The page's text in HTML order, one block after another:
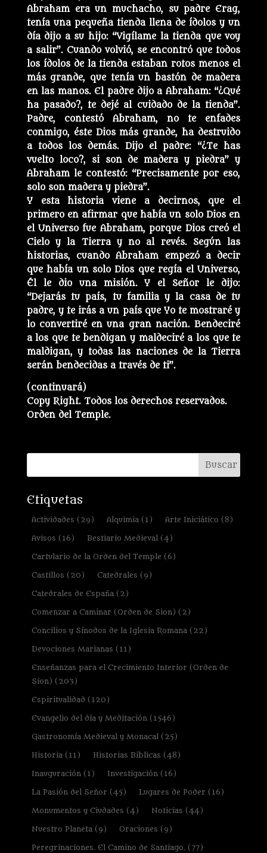
Abraham era un muchacho, su padre Erag,
tenía una pequeña tienda llena de ídolos y un
día dijo a su hijo: “Vigílame la tienda que voy
a salir”. Cuando volvió, se encontró que todos
los ídolos de la tienda estaban rotos menos el
más grande, que tenía un bastón de madera
en las manos. El padre dijo a Abraham: “¿Qué
ha pasado?, te dejé al cuidado de la tienda”.
Padre, contestó Abraham, no te enfades
conmigo, éste Dios más grande, ha destruido
a todos los demás. Dijo el padre: “¿Te has
vuelto loco?, si son de madera y piedra” y
Abraham le contestó: “Precisamente por eso,
solo son madera y piedra”.
Y esta historia viene a decirnos, que el
primero en afirmar que había un solo Dios en
el Universo fue Abraham, porque Dios creó el
Cielo y la Tierra y no al revés. Según las
historias, cuando Abraham empezó a decir
que había un solo Dios que regía el Universo,
Él le dio una misión. Y el Señor le dijo:
“Dejarás tu país, tu familia y la casa de tu
padre, y te irás a un país que Yo te mostraré y
lo convertiré en una gran nación. Bendeciré
a los que te bendigan y maldeciré a los que te
maldigan, y todas las naciones de la Tierra
serán bendecidas a través de ti”.
(continuará)
Copy Right. Todos los derechos reservados.
Orden del Temple.
Etiquetas
Actividades (29) Alquimia(1) Arte Iniciático (8)
Avisos (16) Bestiario Medieval(4)
Cartulario de la Orden del Temple (6)
Castillos (20) Catedrales (9)
Catedrales de España(2)
Comenzar a Caminar (Orden de Sion) (2)
Concilios y Sínodos de la Iglesia Romana(22)
Devociones Marianas (11)
Enseñanzas para el Crecimiento Interior (Orden de
Sion) (203)
Espiritualidad (120)
Evangelio del día y Meditación(1546)
Gastronomía Medieval y Monacal(25)
Historia(11) Historias Bíblicas (48)
Inauguración(1) Investigación(16)
La Pasión del Señor (45) Lugares de Poder (16)
Monumentos y Ciudades (4) Noticias (44)
Nuestro Planeta(9) Oraciones (9)
Peregrinaciones. El Camino de Santiago.(77)